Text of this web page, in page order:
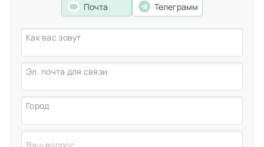
Почта Телеграмм
Как вас зовут
Эл. почта для связи
Город